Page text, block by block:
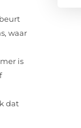
waar
is
dat